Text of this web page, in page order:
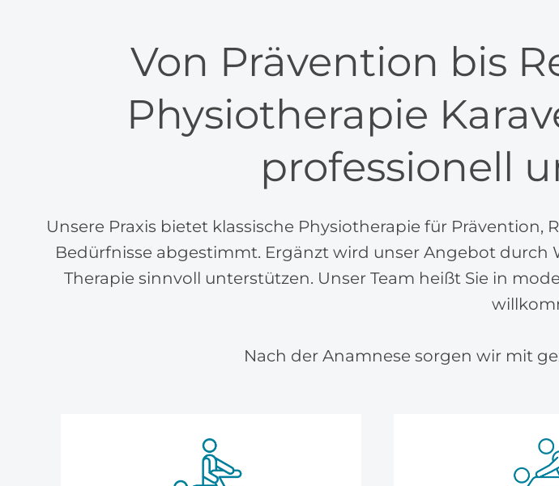
Von Prävention bis
Physiotherapie
professionell
Unsere Praxis bietet klassische Physiotherapie für
Bedürfnisse abgestimmt. Ergänzt wird unser Angebot
Therapie sinnvoll unterstützen. Unser Team heißt Sie in
Nach der Anamnese sorgen wir mit